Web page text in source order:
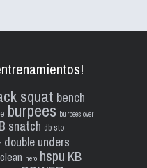
squat bench
burpees burpees over
snatch db sto
double unders
hero hspu KB